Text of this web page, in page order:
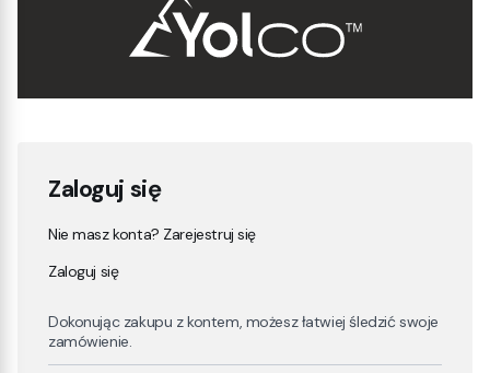
Zaloguj się
Nie masz konta? Zarejestruj się
Zaloguj się
Dokonując zakupu z kontem, możesz łatwiej śledzić swoje
zamówienie.